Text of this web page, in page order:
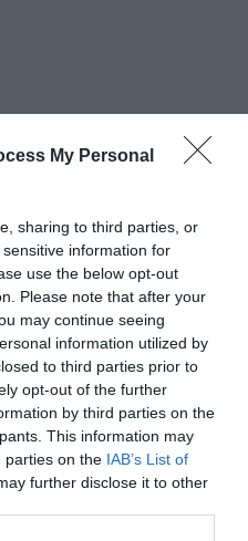
My Personal
sharing to third parties, or
information for
use the below opt-out
Please note that after your
may continue seeing
information utilized by
to third parties prior to
opt-out of the further
by third parties on the
This information may
parties on the IAB’s List of
further disclose it to other